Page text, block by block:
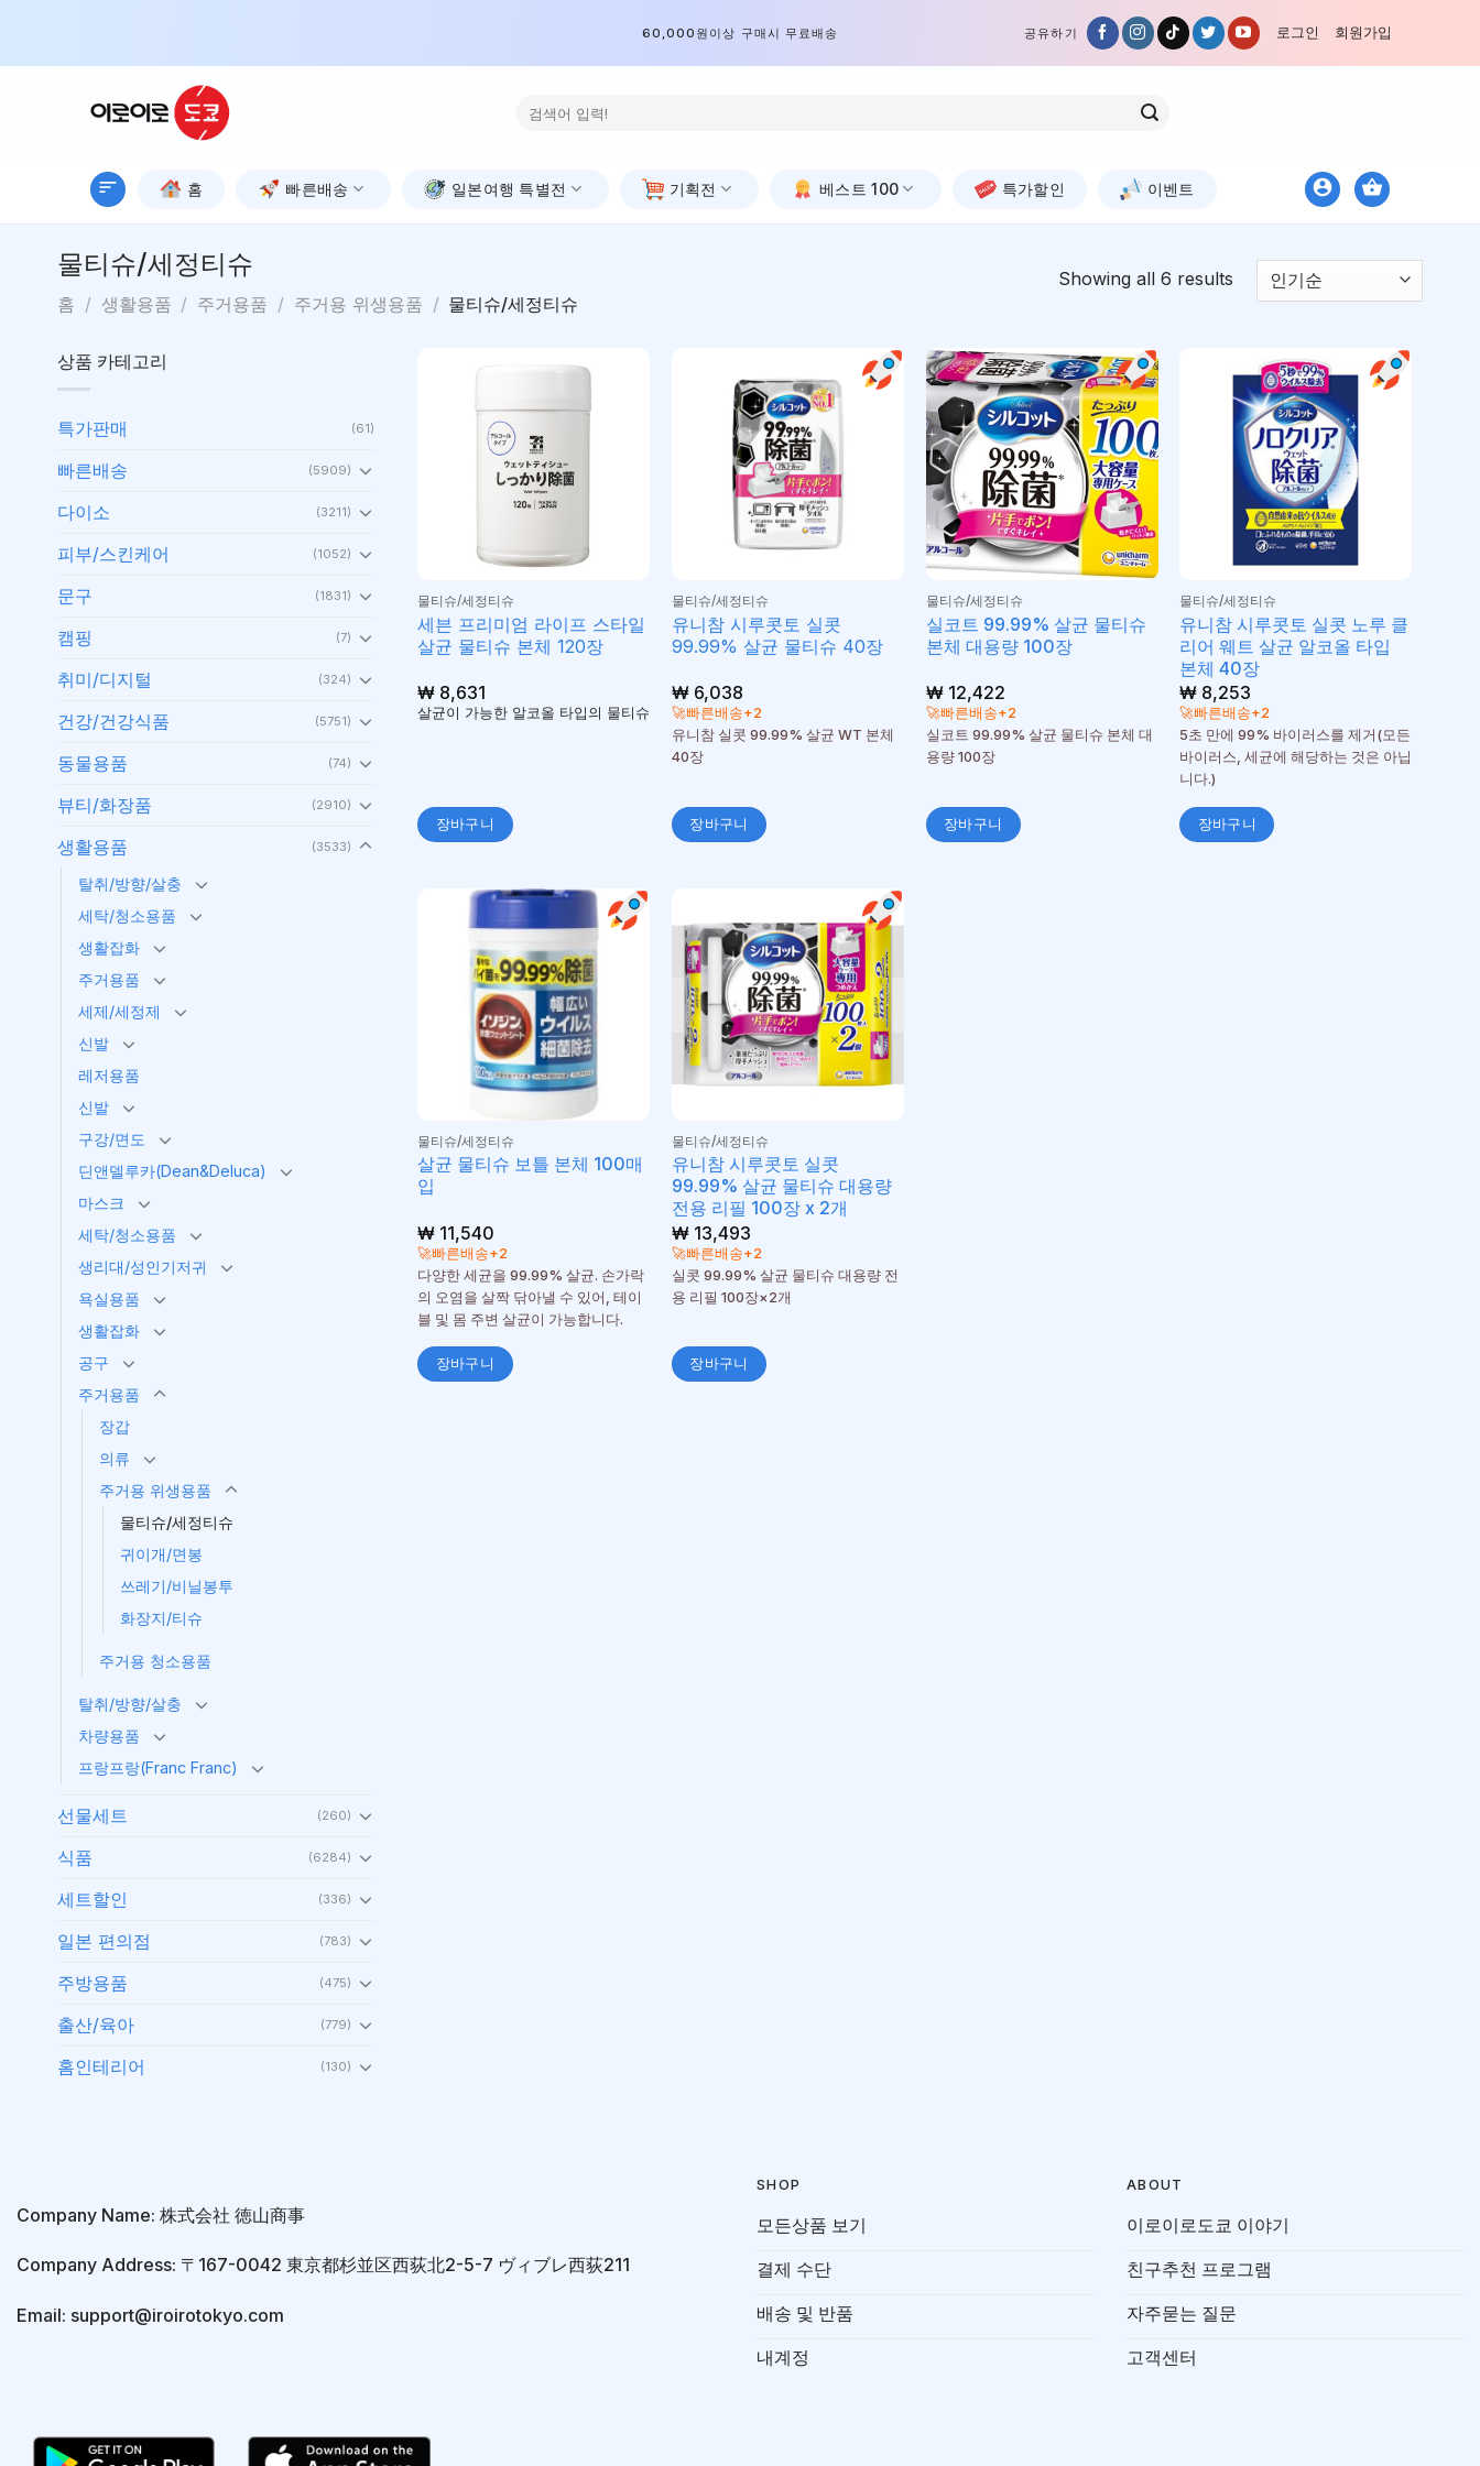
content
60,000원이상 구매시 무료배송 공유하기 로그인 회원가입
색:
홈 빠른배송 일본여행 특별전 기획전 베스트 100 특가할인 이벤트
물티슈/세정티슈
홈 / 생활용품 / 주거용품 / 주거용 위생용품 / 물티슈/세정티슈
Showing all 6 results
상품 카테고리
특가판매 (61)
빠른배송 (5909)
다이소 (3211)
피부/스킨케어 (1052)
문구 (1831)
캠핑 (7)
취미/디지털 (324)
건강/건강식품 (5751)
동물용품 (74)
뷰티/화장품 (2910)
생활용품 (3533)
탈취/방향/살충
세탁/청소용품
생활잡화
주거용품
세제/세정제
신발
레저용품
신발
구강/면도
딘앤델루카(Dean&Deluca)
마스크
세탁/청소용품
생리대/성인기저귀
욕실용품
생활잡화
공구
주거용품
장갑
의류
주거용 위생용품
물티슈/세정티슈
귀이개/면봉
쓰레기/비닐봉투
화장지/티슈
주거용 청소용품
탈취/방향/살충
차량용품
프랑프랑(Franc Franc)
선물세트 (260)
식품 (6284)
세트할인 (336)
일본 편의점 (783)
주방용품 (475)
출산/육아 (779)
홈인테리어 (130)
물티슈/세정티슈
세븐 프리미엄 라이프 스타일
살균 물티슈 본체 120장
₩ 8,631
살균이 가능한 알코올 타입의 물티슈
장바구니
물티슈/세정티슈
유니참 시루콧토 실콧
99.99% 살균 물티슈 40장
₩6,038
🚀빠른배송+2
유니참 실콧 99.99% 살균 WT 본체
40장
장바구니
물티슈/세정티슈
실코트 99.99% 살균 물티슈
본체 대용량 100장
₩12,422
🚀빠른배송+2
실코트 99.99% 살균 물티슈 본체 대
용량 100장
장바구니
물티슈/세정티슈
유니참 시루콧토 실콧 노루 클
리어 웨트 살균 알코올 타입
본체 40장
₩ 8,253
🚀빠른배송+2
5초 만에 99% 바이러스를 제거(모든
바이러스, 세균에 해당하는 것은 아닙
니다.)
장바구니
물티슈/세정티슈
살균 물티슈 보틀 본체 100매
입
₩ 11,540
🚀빠른배송+2
다양한 세균을 99.99% 살균. 손가락
의 오염을 살짝 닦아낼 수 있어, 테이
블 및 몸 주변 살균이 가능합니다.
장바구니
물티슈/세정티슈
유니참 시루콧토 실콧
99.99% 살균 물티슈 대용량
전용 리필 100장 x 2개
₩13,493
🚀빠른배송+2
실콧 99.99% 살균 물티슈 대용량 전
용 리필 100장×2개
장바구니
Company Name: 株式会社 徳山商事
Company Address: 〒167-0042 東京都杉並区西荻北2-5-7 ヴィブレ西荻211
Email: support@iroirotokyo.com
SHOP
모든상품 보기
결제 수단
배송 및 반품
내계정
ABOUT
이로이로도쿄 이야기
친구추천 프로그램
자주묻는 질문
고객센터